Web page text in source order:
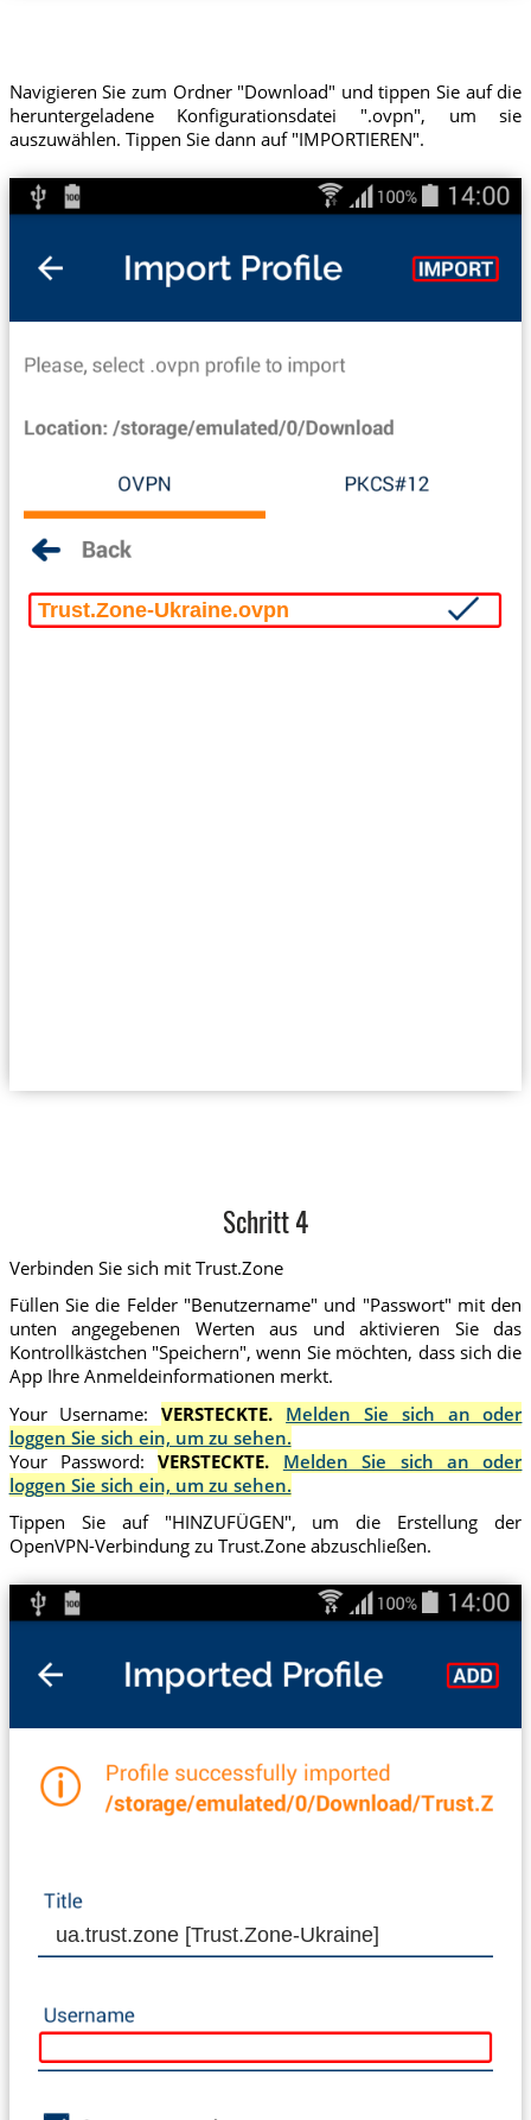
Navigieren Sie zum Ordner "Download" und tippen Sie auf die
heruntergeladene Konfigurationsdatei ".ovpn", um sie
auszuwählen. Tippen Sie dann auf "IMPORTIEREN".
Trust.Zone-Ukraine.ovpn
Schritt 4
Verbinden Sie sich mit Trust.Zone
Füllen Sie die Felder "Benutzername" und "Passwort" mit den
unten angegebenen Werten aus und aktivieren Sie das
Kontrollkästchen "Speichern", wenn Sie möchten, dass sich die
App Ihre Anmeldeinformationen merkt.
Your Username:VERSTECKTE. Melden Sie sich an oder
loggen Sie sich ein, um zu sehen.
Your Password:VERSTECKTE. Melden Sie sich an oder
loggen Sie sich ein, um zu sehen.
Tippen Sie auf "HINZUFÜGEN", um die Erstellung der
OpenVPN-Verbindung zu Trust.Zone abzuschließen.
ua.trust.zone [Trust.Zone-Ukraine]